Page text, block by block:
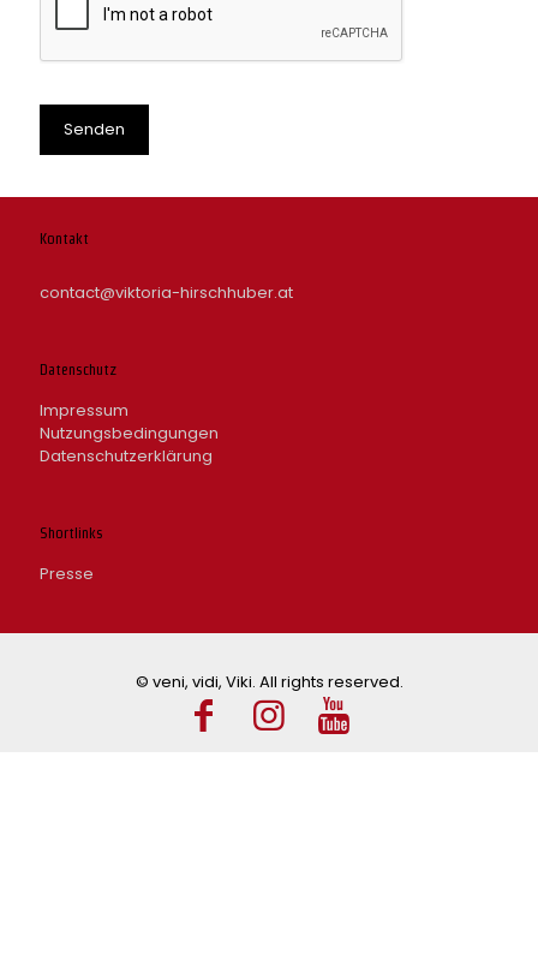
Kontakt
contact@viktoria-hirschhuber.at
Datenschutz
Impressum
Nutzungsbedingungen
Datenschutzerklärung
Shortlinks
Presse
© veni, vidi, Viki. All rights reserved.